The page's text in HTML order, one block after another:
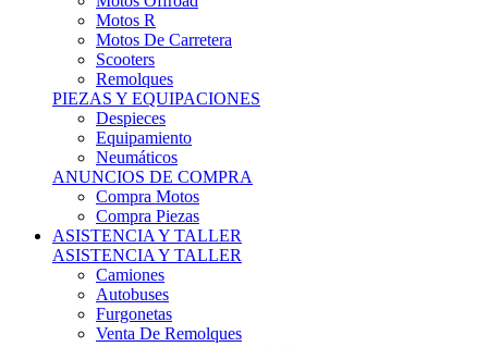
Motos R
Motos De Carretera
Scooters
Remolques
PIEZAS Y EQUIPACIONES
Despieces
Equipamiento
Neumáticos
ANUNCIOS DE COMPRA
Compra Motos
Compra Piezas
ASISTENCIA Y TALLER
ASISTENCIA Y TALLER
Camiones
Autobuses
Furgonetas
Venta De Remolques